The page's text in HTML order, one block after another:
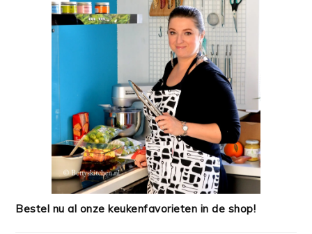
Bestel nu al onze keukenfavorieten in de shop!